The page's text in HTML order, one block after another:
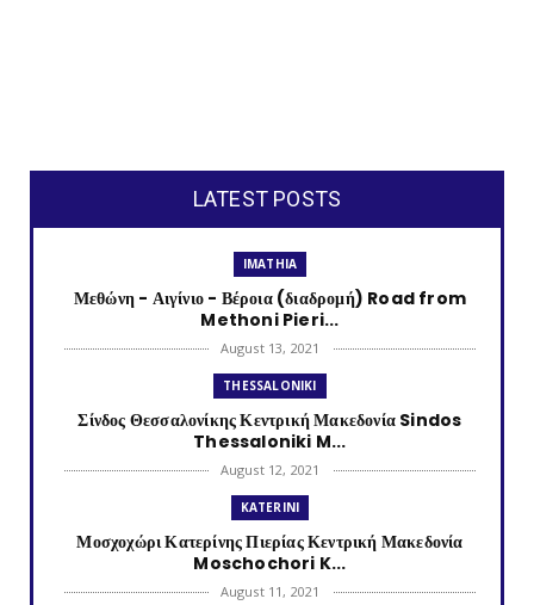
LATEST POSTS
IMATHIA
Μεθώνη - Αιγίνιο - Βέροια (διαδρομή) Road from
Methoni Pieri...
August 13, 2021
THESSALONIKI
Σίνδος Θεσσαλονίκης Κεντρική Μακεδονία Sindos
Thessaloniki M...
August 12, 2021
KATERINI
Μοσχοχώρι Κατερίνης Πιερίας Κεντρική Μακεδονία
Moschochori K...
August 11, 2021